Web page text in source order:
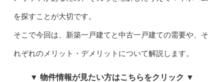
を探すことが大切です。
そこで今回は、新築一戸建てと中古一戸建ての需要や、そ
れぞれのメリット・デメリットについて解説します。
▼ 物件情報が見たい方はこちらをクリック ▼